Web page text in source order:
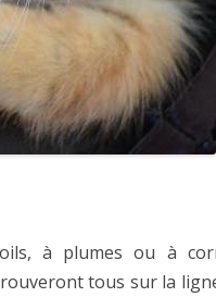
à plumes ou à
tous sur la ligne